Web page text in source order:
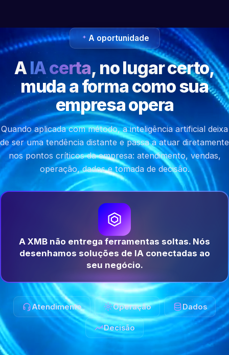
A oportunidade
AIA certa, no lugar certo,
muda a forma como sua
empresa opera
Quando aplicada com método, a inteligência artificial deixa
de ser uma tendência distante e passa a atuar diretamente
nos pontos críticos da empresa: atendimento, vendas,
operação, dados e tomada de decisão.
A XMB não entrega ferramentas soltas. Nós
desenhamos soluções de IA conectadas ao
seu negócio.
Atendimento Operação Dados
Decisão